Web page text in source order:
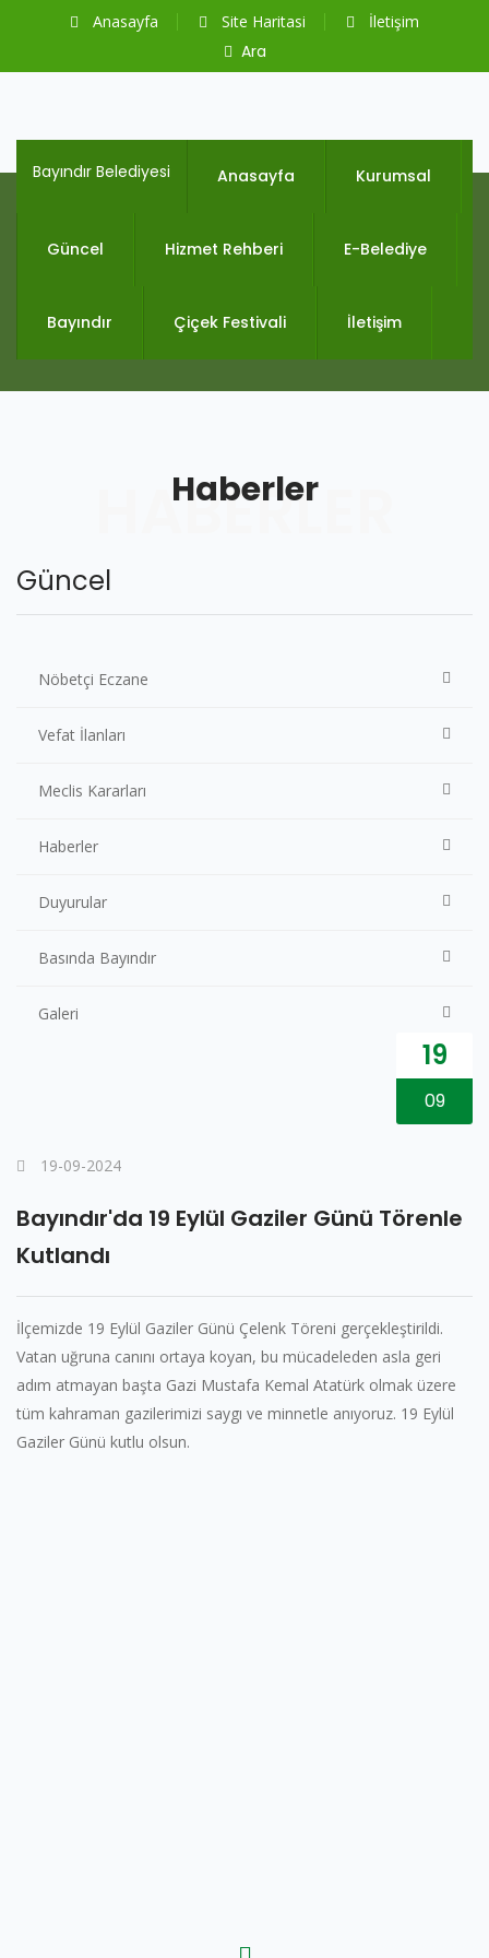
Anasayfa Site Haritasi İletişim
Ara
Bayındır Belediyesi Anasayfa Kurumsal
Güncel Hizmet Rehberi E-Belediye
Bayındır Çiçek Festivali İletişim
Haberler
HABERLER
Güncel
Nöbetçi Eczane
Vefat İlanları
Meclis Kararları
Haberler
Duyurular
Basında Bayındır
Galeri
19
09
19-09-2024
Bayındır'da 19 Eylül Gaziler Günü Törenle
Kutlandı
İlçemizde 19 Eylül Gaziler Günü Çelenk Töreni gerçekleştirildi.
Vatan uğruna canını ortaya koyan, bu mücadeleden asla geri
adım atmayan başta Gazi Mustafa Kemal Atatürk olmak üzere
tüm kahraman gazilerimizi saygı ve minnetle anıyoruz. 19 Eylül
Gaziler Günü kutlu olsun.